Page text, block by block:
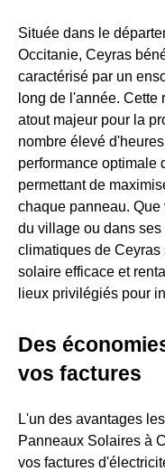
Située dans le
Occitanie, Ceyras
caractérisé par un
long de l'année.
atout majeur pour la
nombre élevé
performance optimale
permettant de
chaque panneau.
du village ou dans
climatiques de
solaire efficace et
lieux privilégiés pour
Des
vos factures
L'un des avantages
Panneaux Solaires à
vos factures